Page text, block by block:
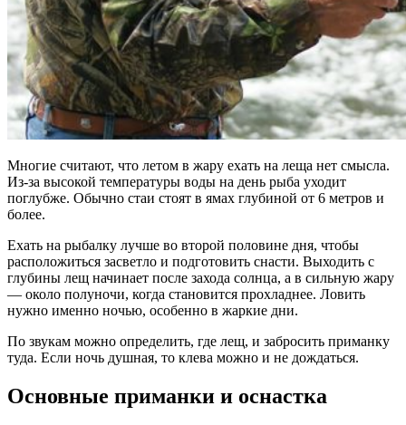
Многие считают, что летом в жару ехать на леща нет смысла.
Из-за высокой температуры воды на день рыба уходит
поглубже. Обычно стаи стоят в ямах глубиной от 6 метров и
более.
Ехать на рыбалку лучше во второй половине дня, чтобы
расположиться засветло и подготовить снасти. Выходить с
глубины лещ начинает после захода солнца, а в сильную жару
— около полуночи, когда становится прохладнее. Ловить
нужно именно ночью, особенно в жаркие дни.
По звукам можно определить, где лещ, и забросить приманку
туда. Если ночь душная, то клева можно и не дождаться.
Основные приманки и оснастка